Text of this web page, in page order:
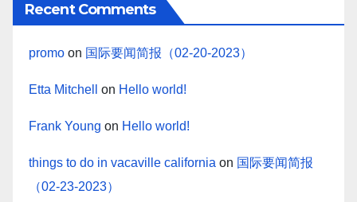
Recent Comments
promo on 国际要闻简报（02-20-2023）
Etta Mitchell on Hello world!
Frank Young on Hello world!
things to do in vacaville california on 国际要闻简报
（02-23-2023）